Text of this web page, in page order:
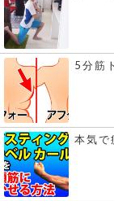
5分筋
本気で